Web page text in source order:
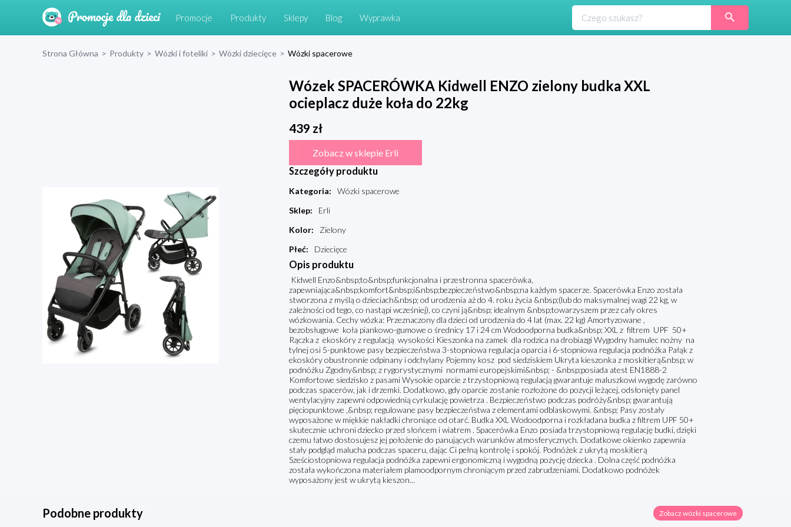
Promocje Produkty Sklepy Blog Wyprawka
Strona Główna > Produkty > Wózki i foteliki > Wózki dziecięce > Wózki spacerowe
Wózek SPACERÓWKA Kidwell ENZO zielony budka XXL
ocieplacz duże koła do 22kg
439 zł
Zobacz w sklepie Erli
Szczegóły produktu
Kategoria:
Wózki spacerowe
Sklep:
Erli
Kolor:
Zielony
Płeć: Dziecięce
Opis produktu
Kidwell Enzo&nbsp;to&nbsp;funkcjonalna i przestronna spacerówka,
zapewniająca&nbsp;komfort&nbsp;i&nbsp;bezpieczeństwo&nbsp;na każdym spacerze. Spacerówka Enzo została
stworzona z myślą o dzieciach&nbsp; od urodzenia aż do 4. roku życia &nbsp;(lub do maksymalnej wagi 22 kg, w
zależności od tego, co nastąpi wcześniej), co czyni ją&nbsp; idealnym &nbsp;towarzyszem przez cały okres
wózkowania. Cechy wózka: Przeznaczony dla dzieci od urodzenia do 4 lat (max. 22 kg) Amortyzowane ,
bezobsługowe koła piankowo-gumowe o średnicy 17 i 24 cm Wodoodporna budka&nbsp; XXL z filtrem UPF 50+
Rączka z ekoskóry z regulacją wysokości Kieszonka na zamek dla rodzica na drobiazgi Wygodny hamulec nożny na
tylnej osi 5-punktowe pasy bezpieczeństwa 3-stopniowa regulacja oparcia i 6-stopniowa regulacja podnóżka Pałąk z
ekoskóry obustronnie odpinany i odchylany Pojemny kosz pod siedziskiem Ukryta kieszonka z moskitierą&nbsp; w
podnóżku Zgodny&nbsp; z rygorystycznymi normami europejskimi&nbsp; - &nbsp;posiada atest EN1888-2
Komfortowe siedzisko z pasami Wysokie oparcie z trzystopniową regulacją gwarantuje maluszkowi wygodę zarówno
podczas spacerów, jak i drzemki. Dodatkowo, gdy oparcie zostanie rozłożone do pozycji leżącej, odsłonięty panel
wentylacyjny zapewni odpowiednią cyrkulację powietrza . Bezpieczeństwo podczas podróży&nbsp; gwarantują
pięciopunktowe ,&nbsp; regulowane pasy bezpieczeństwa z elementami odblaskowymi. &nbsp; Pasy zostały
wyposażone w miękkie nakładki chroniące od otarć. Budka XXL Wodoodporna i rozkładana budka z filtrem UPF 50+
skutecznie uchroni dziecko przed słońcem i wiatrem . Spacerówka Enzo posiada trzystopniową regulację budki, dzięki
czemu łatwo dostosujesz jej położenie do panujących warunków atmosferycznych. Dodatkowe okienko zapewnia
stały podgląd malucha podczas spaceru, dając Ci pełną kontrolę i spokój. Podnóżek z ukrytą moskitierą
Sześciostopniowa regulacja podnóżka zapewni ergonomiczną i wygodną pozycję dziecka . Dolna część podnóżka
została wykończona materiałem plamoodpornym chroniącym przed zabrudzeniami. Dodatkowo podnóżek
wyposażony jest w ukrytą kieszon...
Podobne produkty Zobacz wózki spacerowe